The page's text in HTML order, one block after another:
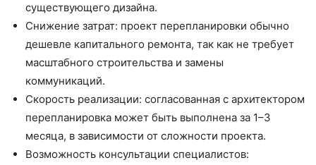
существующего дизайна.
Снижение затрат: проект перепланировки обычно
дешевле капитального ремонта, так как не требует
масштабного строительства и замены
коммуникаций.
Скорость реализации: согласованная с архитектором
перепланировка может быть выполнена за 1–3
месяца, в зависимости от сложности проекта.
Возможность консультации специалистов: